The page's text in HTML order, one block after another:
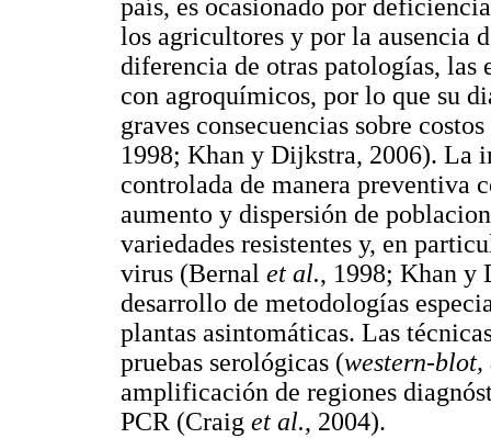
país, es ocasionado por
los agricultores y por la ausencia
diferencia de otras patologías, las
con agroquímicos, por lo que su
graves consecuencias sobre
1998; Khan y Dijkstra, 2006). La
controlada de manera preventiva
aumento y dispersión de
variedades resistentes y, en
virus (Bernal et al., 1998; Khan y
desarrollo de metodologías
plantas asintomáticas. Las
pruebas serológicas (western-
amplificación de regiones
PCR (Craig et al., 2004).